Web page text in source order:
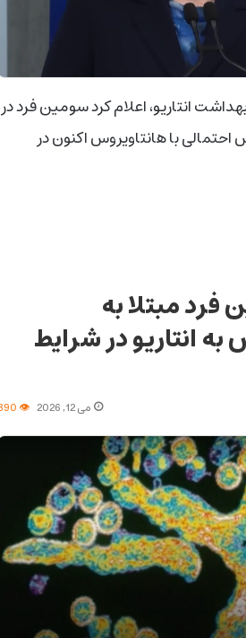
انتاریو، اعلام کرد سومین فرد در
با هانتاویروس اکنون در
فرد مبتلا به
به انتاریو در شرایط
می 12, 2026